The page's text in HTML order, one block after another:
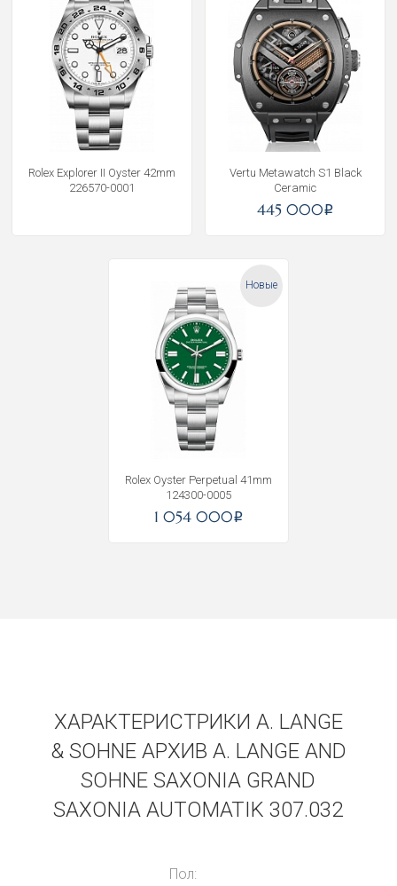
Rolex Explorer II Oyster 42mm
226570-0001
Vertu Metawatch S1 Black
Ceramic
445 000i
Новые
Rolex Oyster Perpetual 41mm
124300-0005
1 054 000i
ХАРАКТЕРИСТРИКИ A. LANGE
& SOHNE АРХИВ A. LANGE AND
SOHNE SAXONIA GRAND
SAXONIA AUTOMATIK 307.032
Пол:
Получать на почту